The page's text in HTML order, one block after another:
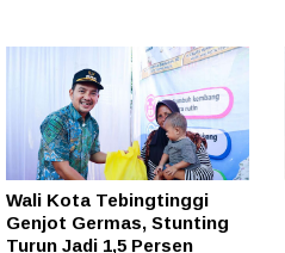
Wali Kota Tebingtinggi
Genjot Germas, Stunting
Turun Jadi 1,5 Persen